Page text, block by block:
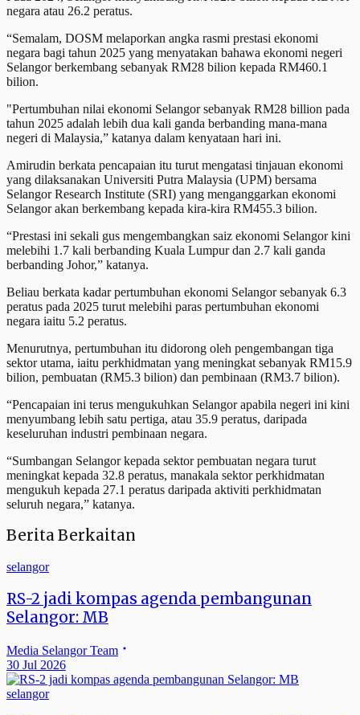
negara atau 26.2 peratus.
“Semalam, DOSM melaporkan angka rasmi prestasi ekonomi
negara bagi tahun 2025 yang menyatakan bahawa ekonomi negeri
Selangor berkembang sebanyak RM28 bilion kepada RM460.1
bilion.
"Pertumbuhan nilai ekonomi Selangor sebanyak RM28 billion pada
tahun 2025 adalah lebih dua kali ganda berbanding mana-mana
negeri di Malaysia,” katanya dalam kenyataan hari ini.
Amirudin berkata pencapaian itu turut mengatasi tinjauan ekonomi
yang dilaksanakan Universiti Putra Malaysia (UPM) bersama
Selangor Research Institute (SRI) yang menganggarkan ekonomi
Selangor akan berkembang kepada kira-kira RM455.3 bilion.
“Prestasi ini sekali gus mengembangkan saiz ekonomi Selangor kini
melebihi 1.7 kali berbanding Kuala Lumpur dan 2.7 kali ganda
berbanding Johor,” katanya.
Beliau berkata kadar pertumbuhan ekonomi Selangor sebanyak 6.3
peratus pada 2025 turut melebihi paras pertumbuhan ekonomi
negara iaitu 5.2 peratus.
Menurutnya, pertumbuhan itu didorong oleh pengembangan tiga
sektor utama, iaitu perkhidmatan yang meningkat sebanyak RM15.9
bilion, pembuatan (RM5.3 bilion) dan pembinaan (RM3.7 bilion).
“Pencapaian ini terus mengukuhkan Selangor apabila negeri ini kini
menyumbang lebih satu pertiga, atau 35.9 peratus, daripada
keseluruhan industri pembinaan negara.
“Sumbangan Selangor kepada sektor pembuatan negara turut
meningkat kepada 32.8 peratus, manakala sektor perkhidmatan
mengukuh kepada 27.1 peratus daripada aktiviti perkhidmatan
seluruh negara,” katanya.
Berita Berkaitan
selangor
RS-2 jadi kompas agenda pembangunan
Selangor: MB
Media Selangor Team
30 Jul 2026
selangor